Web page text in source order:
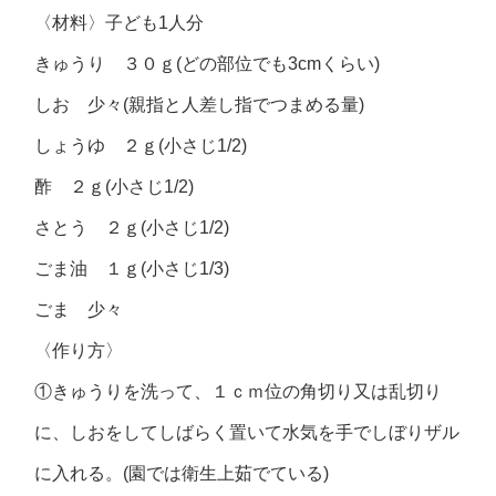
〈材料〉子ども1人分
きゅうり ３０ｇ(どの部位でも3cmくらい)
しお 少々(親指と人差し指でつまめる量)
しょうゆ ２ｇ(小さじ1/2)
酢 ２ｇ(小さじ1/2)
さとう ２ｇ(小さじ1/2)
ごま油 １ｇ(小さじ1/3)
ごま 少々
〈作り方〉
①きゅうりを洗って、１ｃｍ位の角切り又は乱切り
に、しおをしてしばらく置いて水気を手でしぼりザル
に入れる。(園では衛生上茹でている)